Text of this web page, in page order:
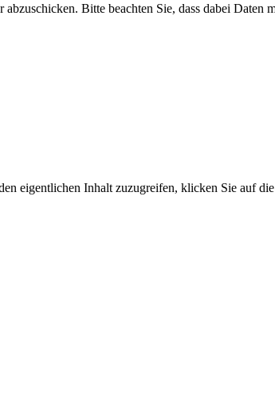
abzuschicken. Bitte beachten Sie, dass dabei Daten
eigentlichen Inhalt zuzugreifen, klicken Sie auf